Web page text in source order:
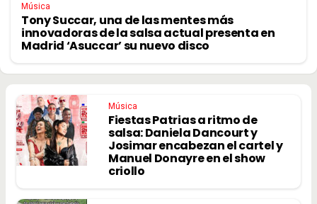
Música
Tony Succar, una de las mentes más
innovadoras de la salsa actual presenta en
Madrid ‘Asuccar’ su nuevo disco
Música
Fiestas Patrias a ritmo de
salsa: Daniela Dancourt y
Josimar encabezan el cartel y
Manuel Donayre en el show
criollo